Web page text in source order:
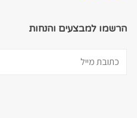
הרשמו למבצעים והנחות